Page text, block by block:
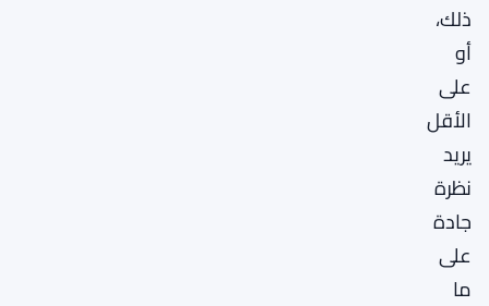
ذلك،
أو
على
الأقل
يريد
نظرة
جادة
على
ما